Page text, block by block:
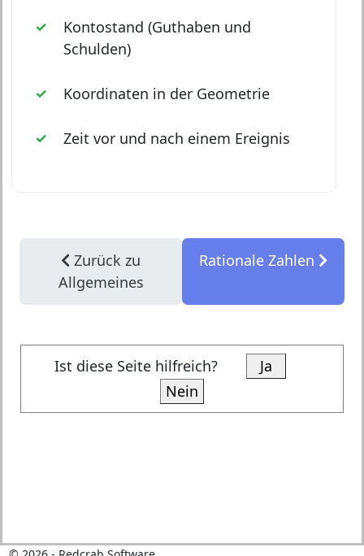
Kontostand (Guthaben und
Schulden)
Koordinaten in der Geometrie
Zeit vor und nach einem Ereignis
Zurück zu
Allgemeines
Rationale Zahlen
Ist diese Seite hilfreich?
Ja
Nein